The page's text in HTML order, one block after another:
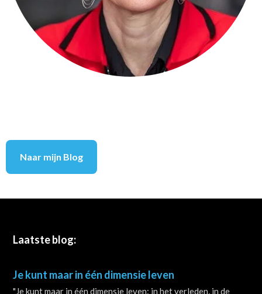
Naar mijn Blog
Footer
Laatste blog:
Je kunt maar in één dimensie leven
"Je kunt maar in één dimensie leven: in het verleden, in de